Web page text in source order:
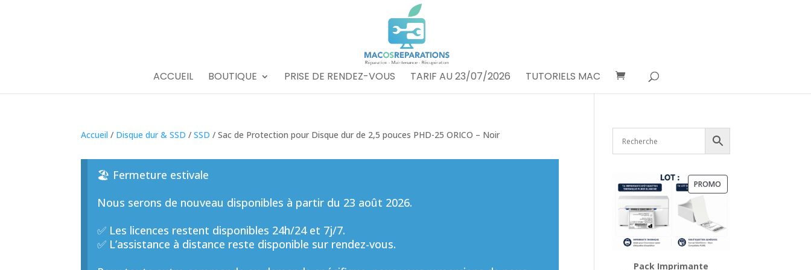
ACCUEIL BOUTIQUE PRISE DE RENDEZ-VOUS TARIF AU 23/07/2026 TUTORIELS MAC
Accueil / Disque dur & SSD /SSD / Sac de Protection pour Disque dur de 2,5 pouces PHD-25 ORICO – Noir
🏖️ Fermeture estivale
Nous serons de nouveau disponibles à partir du 23 août 2026.
✅ Les licences restent disponibles 24h/24 et 7j/7.
✅ L’assistance à distance reste disponible sur rendez-vous.
PROMO
Pack Imprimante